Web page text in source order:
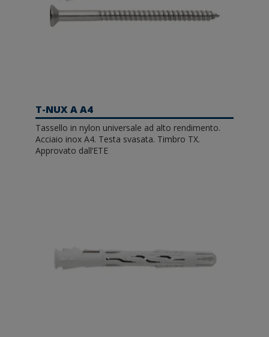
T-NUX A A4
Tassello in nylon universale ad alto rendimento.
Acciaio inox A4. Testa svasata. Timbro TX.
Approvato dall’ETE